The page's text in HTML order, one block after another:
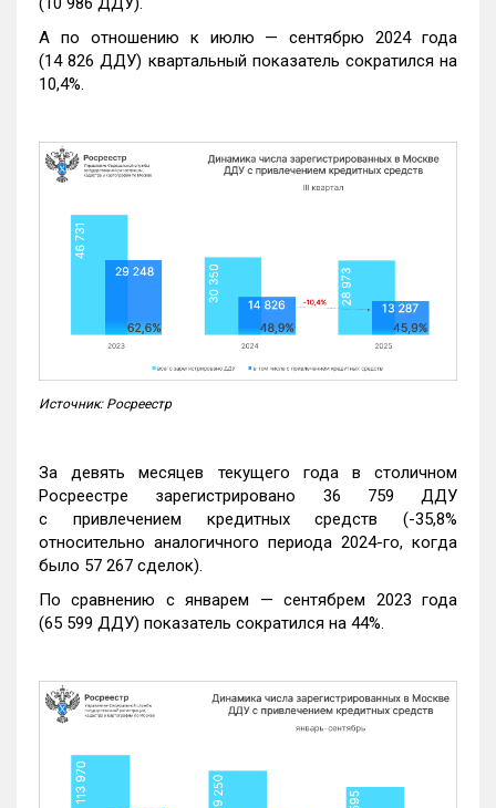
А по отношению к июлю — сентябрю 2024 года
(14 826 ДДУ) квартальный показатель сократился на
10,4%.
Источник: Росреестр
За девять месяцев текущего года в столичном
Росреестре зарегистрировано 36 759 ДДУ
с привлечением кредитных средств (-35,8%
относительно аналогичного периода 2024-го, когда
было 57 267 сделок).
По сравнению с январем — сентябрем 2023 года
(65 599 ДДУ) показатель сократился на 44%.